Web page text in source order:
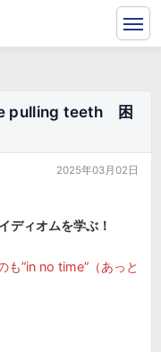
pulling teeth 困
2025年03月02日
ディオムを学ぶ！
も”in no time”（あっと